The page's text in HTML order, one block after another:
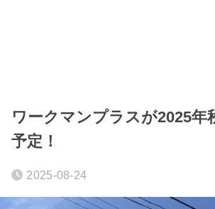
ワークマンプラスが2025年
予定！
2025-08-24